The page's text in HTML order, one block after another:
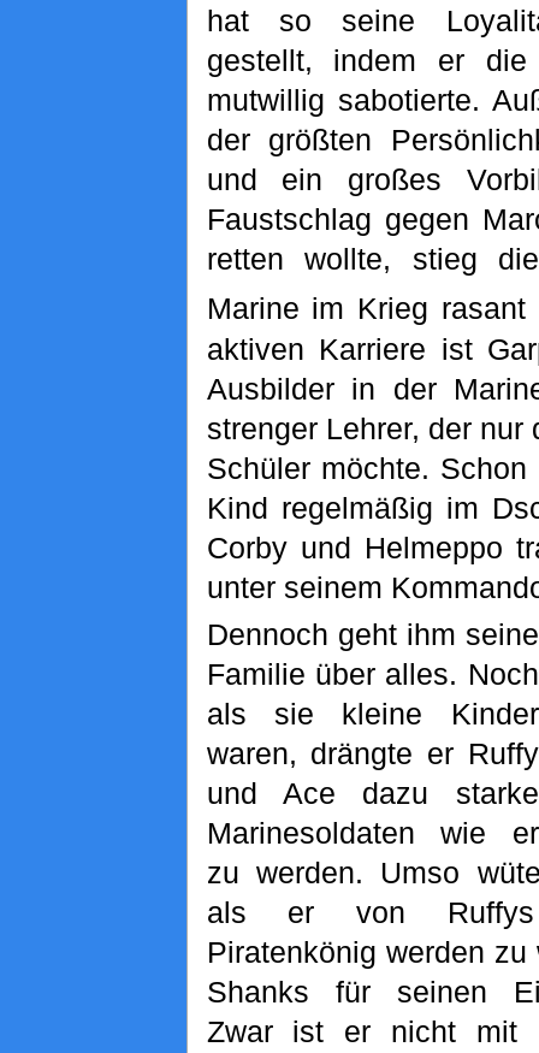
hat so seine
gestellt, indem er die
mutwillig sabotierte.
der größten
und ein großes
Faustschlag gegen
retten wollte, stieg
Marine im Krieg rasant
aktiven Karriere ist
Ausbilder in der
strenger Lehrer, der nur
Schüler möchte.
Kind regelmäßig im
Corby und Helmeppo
unter seinem
Dennoch geht ihm seine
Familie über alles. Noch
als sie kleine Kinder
waren, drängte er Ruffy
und Ace dazu starke
Marinesoldaten wie er
zu werden. Umso
als er von Ruffys
Piratenkönig werden
Shanks für seinen
Zwar ist er nicht mit